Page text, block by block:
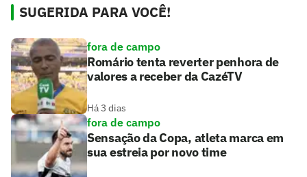
SUGERIDA PARA VOCÊ!
fora de campo
Romário tenta reverter penhora de
valores a receber da CazéTV
Há 3 dias
fora de campo
Sensação da Copa, atleta marca em
sua estreia por novo time